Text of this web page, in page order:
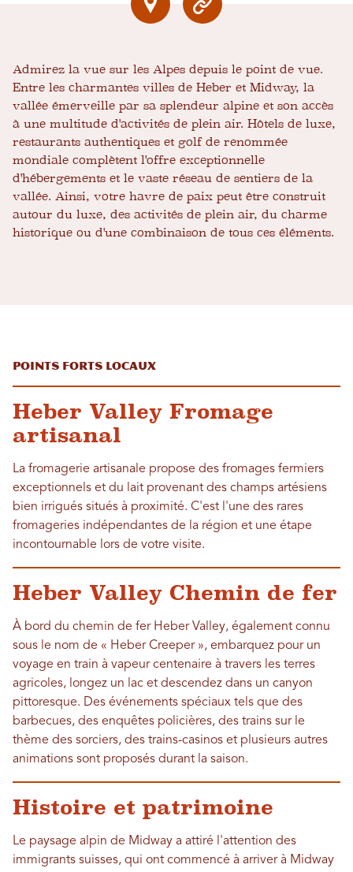
Admirez la vue sur les Alpes depuis le point de vue.
Entre les charmantes villes de Heber et Midway, la
vallée émerveille par sa splendeur alpine et son accès
à une multitude d'activités de plein air. Hôtels de luxe,
restaurants authentiques et golf de renommée
mondiale complètent l'offre exceptionnelle
d'hébergements et le vaste réseau de sentiers de la
vallée. Ainsi, votre havre de paix peut être construit
autour du luxe, des activités de plein air, du charme
historique ou d'une combinaison de tous ces éléments.
Points forts locaux
Heber Valley Fromage
artisanal
La fromagerie artisanale propose des fromages fermiers
exceptionnels et du lait provenant des champs artésiens
bien irrigués situés à proximité. C'est l'une des rares
fromageries indépendantes de la région et une étape
incontournable lors de votre visite.
Heber Valley Chemin de fer
À bord du chemin de fer Heber Valley, également connu
sous le nom de « Heber Creeper », embarquez pour un
voyage en train à vapeur centenaire à travers les terres
agricoles, longez un lac et descendez dans un canyon
pittoresque. Des événements spéciaux tels que des
barbecues, des enquêtes policières, des trains sur le
thème des sorciers, des trains-casinos et plusieurs autres
animations sont proposés durant la saison.
Histoire et patrimoine
Le paysage alpin de Midway a attiré l'attention des
immigrants suisses, qui ont commencé à arriver à Midway